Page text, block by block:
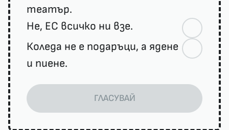
театър.
Не, ЕС всичко ни взе.
Коледа не е подаръци, а ядене
и пиене.
ГЛАСУВАЙ